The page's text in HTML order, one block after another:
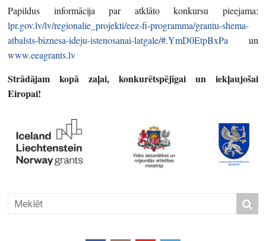
Papildus informācija par atklāto konkursu pieejama:
lpr.gov.lv/lv/regionalie_projekti/eez-fi-programma/grantu-shema-
atbalsts-biznesa-ideju-istenosanai-latgale/#.YmD0EtpBxPa un
www.eeagrants.lv
Strādājam kopā zaļai, konkurētspējīgai un iekļaujošai
Eiropai!